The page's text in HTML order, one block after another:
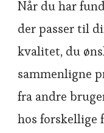
Når du har
der passer til
kvalitet, du
sammenligne
fra andre
hos forskellige